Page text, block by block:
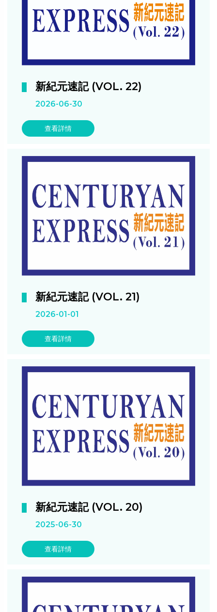
新紀元速記 (VOL. 22)
2026-06-30
查看詳情
新紀元速記 (VOL. 21)
2026-01-01
查看詳情
新紀元速記 (VOL. 20)
2025-06-30
查看詳情